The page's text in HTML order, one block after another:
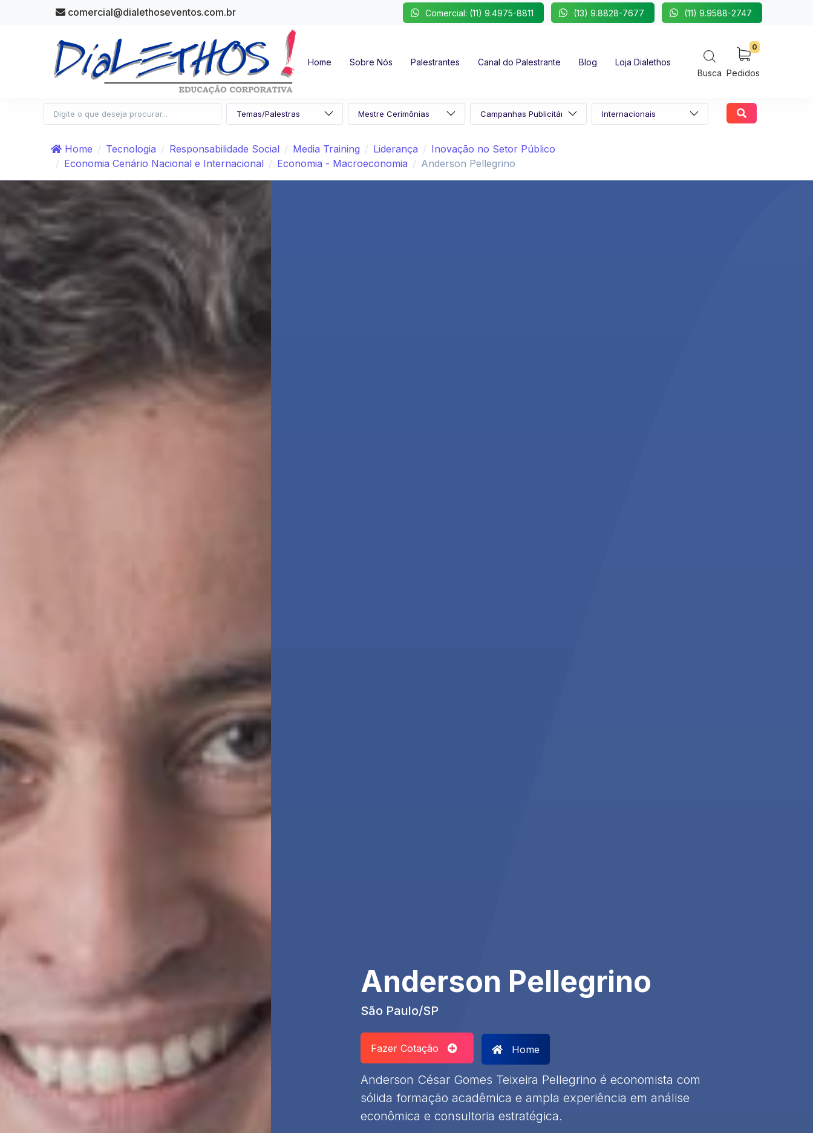
comercial@dialethoseventos.com.br Comercial: (11) 9.4975-8811 (13) 9.8828-7677 (11) 9.9588-2747
Home Sobre Nós Palestrantes Canal do Palestrante Blog
Loja Dialethos
Busca
0
Pedidos
Home Tecnologia Responsabilidade Social Media Training Liderança
Inovação no Setor Público
Economia Cenário Nacional e Internacional
Economia - Macroeconomia Anderson Pellegrino
Anderson Pellegrino
São Paulo/SP
Fazer Cotação Home
Anderson César Gomes Teixeira Pellegrino é economista com
sólida formação acadêmica e ampla experiência em análise
econômica e consultoria estratégica.